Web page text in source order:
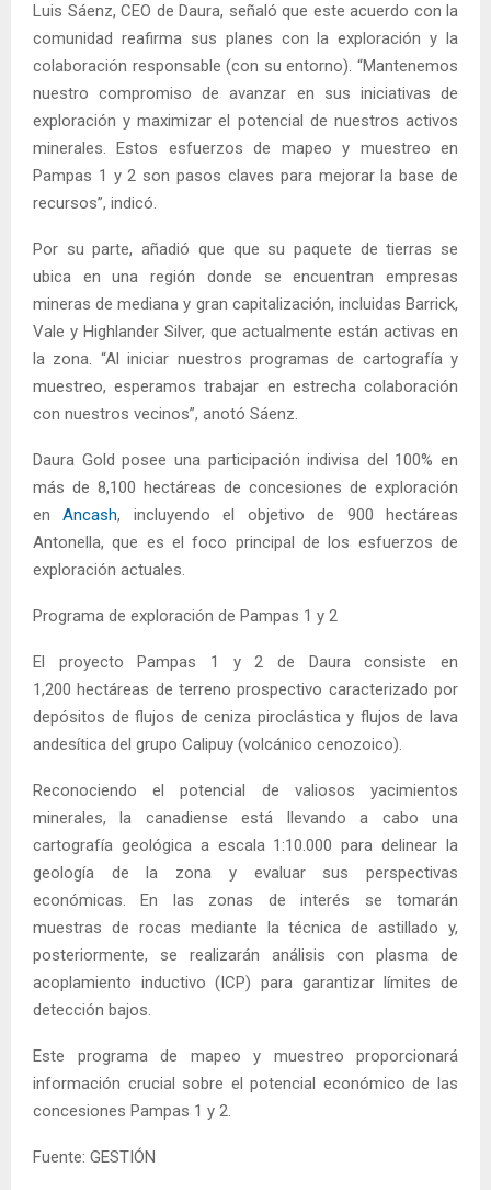
Luis Sáenz, CEO de Daura, señaló que este acuerdo con la
comunidad reafirma sus planes con la exploración y la
colaboración responsable (con su entorno). “Mantenemos
nuestro compromiso de avanzar en sus iniciativas de
exploración y maximizar el potencial de nuestros activos
minerales. Estos esfuerzos de mapeo y muestreo en
Pampas 1 y 2 son pasos claves para mejorar la base de
recursos”, indicó.
Por su parte, añadió que que su paquete de tierras se
ubica en una región donde se encuentran empresas
mineras de mediana y gran capitalización, incluidas Barrick,
Vale y Highlander Silver, que actualmente están activas en
la zona. “Al iniciar nuestros programas de cartografía y
muestreo, esperamos trabajar en estrecha colaboración
con nuestros vecinos”, anotó Sáenz.
Daura Gold posee una participación indivisa del 100% en
más de 8,100 hectáreas de concesiones de exploración
enAncash, incluyendo el objetivo de 900 hectáreas
Antonella, que es el foco principal de los esfuerzos de
exploración actuales.
Programa de exploración de Pampas 1 y 2
El proyecto Pampas 1 y 2 de Daura consiste en
1,200 hectáreas de terreno prospectivo caracterizado por
depósitos de flujos de ceniza piroclástica y flujos de lava
andesítica del grupo Calipuy (volcánico cenozoico).
Reconociendo el potencial de valiosos yacimientos
minerales, la canadiense está llevando a cabo una
cartografía geológica a escala 1:10.000 para delinear la
geología de la zona y evaluar sus perspectivas
económicas. En las zonas de interés se tomarán
muestras de rocas mediante la técnica de astillado y,
posteriormente, se realizarán análisis con plasma de
acoplamiento inductivo (ICP) para garantizar límites de
detección bajos.
Este programa de mapeo y muestreo proporcionará
información crucial sobre el potencial económico de las
concesiones Pampas 1 y 2.
Fuente: GESTIÓN